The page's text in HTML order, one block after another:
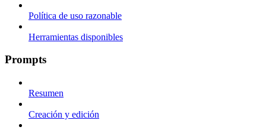
Política de uso razonable
Herramientas disponibles
Prompts
Resumen
Creación y edición